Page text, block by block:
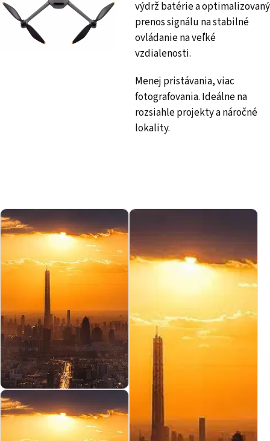
výdrž batérie a optimalizovaný
prenos signálu na stabilné
ovládanie na veľké
vzdialenosti.
Menej pristávania, viac
fotografovania. Ideálne na
rozsiahle projekty a náročné
lokality.